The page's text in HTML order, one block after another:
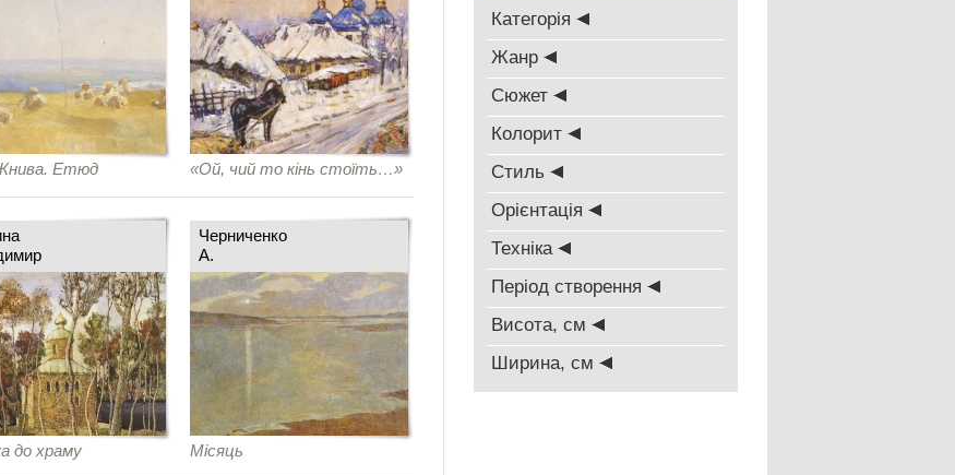
Етюд «Ой, чий то кінь стоїть…»
до храму
Черниченко
А.
Місяць
Категорія
Жанр
Сюжет
Колорит
Стиль
Oрієнтація
Техніка
Період створення
Висота, см
Ширина, см